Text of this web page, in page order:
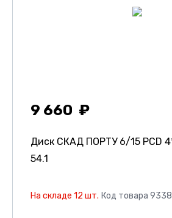
9 660
Диск СКАД ПОРТУ 6/15 PCD
54.1
На складе 12 шт. Код товара